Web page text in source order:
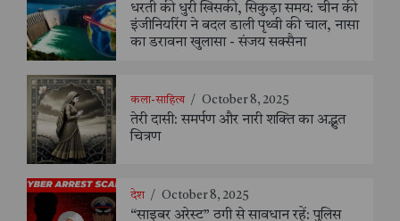
धरती की धुरी खिसकी, सिकुड़ा समय: चीन की
इंजीनियरिंग ने बदल डाली पृथ्वी की चाल, नासा
का डरावना खुलासा - संजय सक्सैना
कला-साहित्य / October 8, 2025
तेरी दासी: समर्पण और नारी शक्ति का अद्भुत
चित्रण
देश / October 8, 2025
“साइबर अरेस्ट” ठगी से सावधान रहें: पुलिस